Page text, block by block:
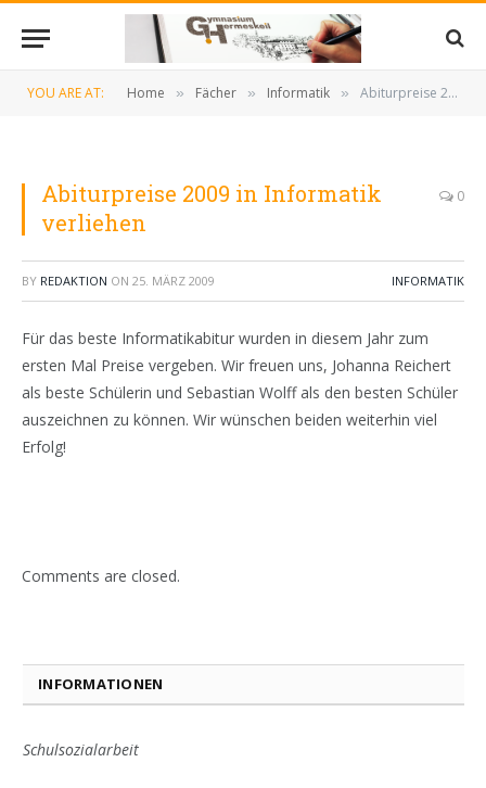
YOU ARE AT: Home » Fächer » Informatik » Abiturpreise 2009 in Informatik verliehen
Abiturpreise 2009 in Informatik
verliehen
0
BY REDAKTION ON 25. MÄRZ 2009 INFORMATIK
Für das beste Informatikabitur wurden in diesem Jahr zum
ersten Mal Preise vergeben. Wir freuen uns, Johanna Reichert
als beste Schülerin und Sebastian Wolff als den besten Schüler
auszeichnen zu können. Wir wünschen beiden weiterhin viel
Erfolg!
Comments are closed.
INFORMATIONEN
Schulsozialarbeit